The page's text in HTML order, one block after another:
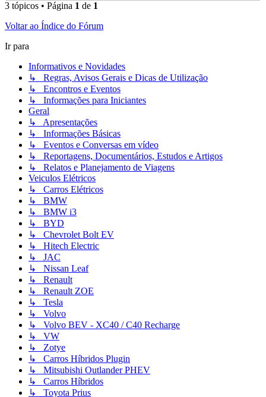
3 tópicos • Página 1 de 1
Voltar ao Índice do Fórum
Ir para
Informativos e Novidades
↳ Regras, Avisos Gerais e Dicas de Utilização
↳ Encontros e Eventos
↳ Informações para Iniciantes
Geral
↳ Apresentações
↳ Informações Básicas
↳ Eventos e Conversas em vídeo
↳ Reportagens, Documentários, Estudos e Artigos
↳ Relatos e Planejamento de Viagens
Veiculos Elétricos
↳ Carros Elétricos
↳ BMW
↳ BMW i3
↳ BYD
↳ Chevrolet Bolt EV
↳ Hitech Electric
↳ JAC
↳ Nissan Leaf
↳ Renault
↳ Renault ZOE
↳ Tesla
↳ Volvo
↳ Volvo BEV - XC40 / C40 Recharge
↳ VW
↳ Zotye
↳ Carros Híbridos Plugin
↳ Mitsubishi Outlander PHEV
↳ Carros Híbridos
↳ Toyota Prius